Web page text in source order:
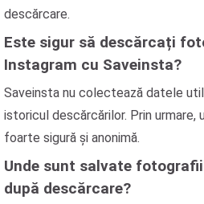
descărcare.
Este sigur să descărcați
Instagram cu Saveinsta?
Saveinsta nu colectează datele
istoricul descărcărilor. Prin urmare,
foarte sigură și anonimă.
Unde sunt salvate
după descărcare?